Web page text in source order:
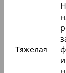
Тяжелая